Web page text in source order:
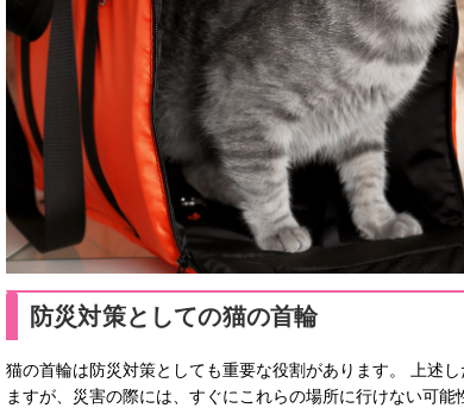
防災対策としての猫の首輪
猫の首輪は防災対策としても重要な役割があります。 上述
ますが、災害の際には、すぐにこれらの場所に行けない可